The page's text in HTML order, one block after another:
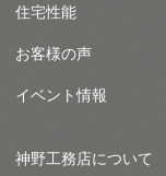
住宅性能
お客様の声
イベント情報
神野工務店について